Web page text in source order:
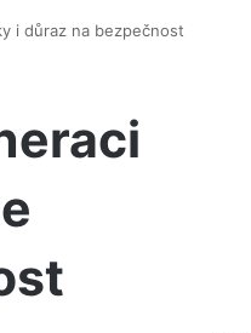
i důraz na bezpečnost